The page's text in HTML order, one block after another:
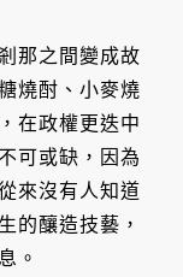
那之間變成故
燒酎、小麥燒
在政權更迭中
可或缺，因為
來沒有人知道
的釀造技藝，
。